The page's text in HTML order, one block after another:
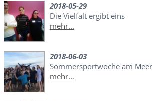
2018-05-29
Die Vielfalt ergibt eins
mehr...
2018-06-03
Sommersportwoche am Meer
mehr...